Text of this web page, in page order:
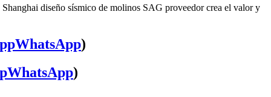
diseño sísmico de molinos SAG proveedor crea el valor y
WhatsApp)
WhatsApp)